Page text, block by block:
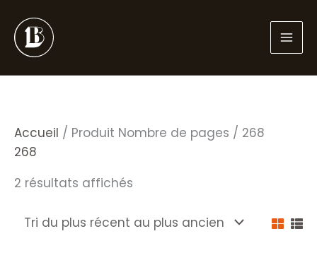
au
contenu
Accueil / Produit Nombre de pages / 268
268
2 résultats affichés
plus